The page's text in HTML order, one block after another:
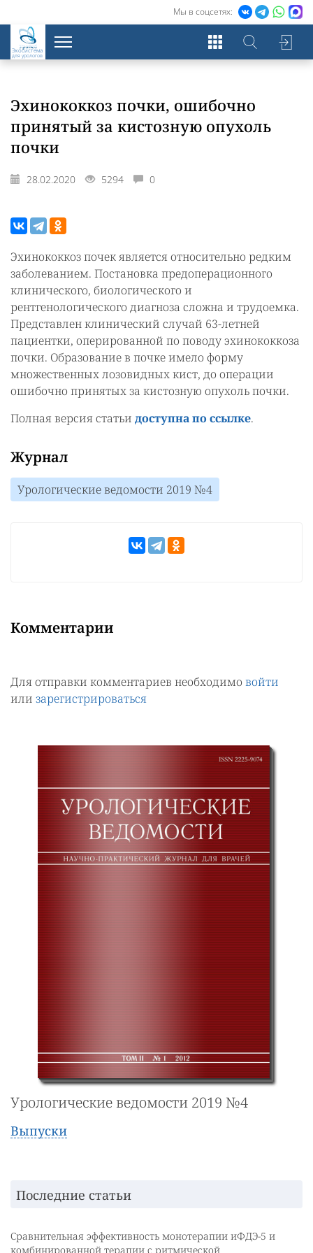
Мы в соцсетях:
Экосистема
для урологов
Эхинококкоз почки, ошибочно
принятый за кистозную опухоль
почки
28.02.2020 5294 0
Эхинококкоз почек является относительно редким
заболеванием. Постановка предоперационного
клинического, биологического и
рентгенологического диагноза сложна и трудоемка.
Представлен клинический случай 63-летней
пациентки, оперированной по поводу эхинококкоза
почки. Образование в почке имело форму
множественных лозовидных кист, до операции
ошибочно принятых за кистозную опухоль почки.
Полная версия статьи доступна по ссылке.
Журнал
Урологические ведомости 2019 №4
Комментарии
Для отправки комментариев необходимо войти
или зарегистрироваться
Урологические ведомости 2019 №4
Выпуски
Последние статьи
Сравнительная эффективность монотерапии иФДЭ-5 и
комбинированной терапии с ритмической